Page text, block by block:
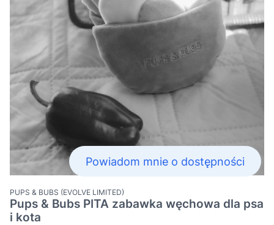
Powiadom mnie o dostępności
PRODUCENT
PUPS & BUBS (EVOLVE LIMITED)
Pups & Bubs PITA zabawka węchowa dla psa
i kota